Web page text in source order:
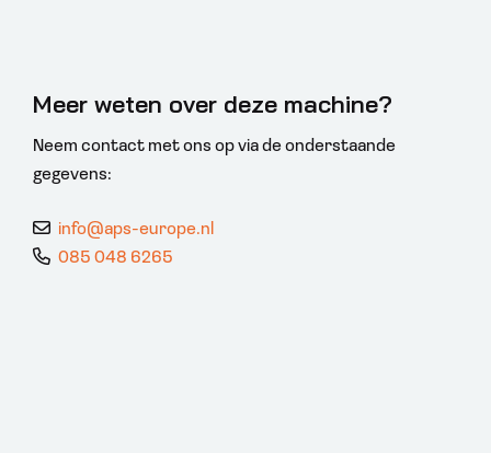
Meer weten over deze machine?
Neem contact met ons op via de onderstaande
gegevens:
info@aps-europe.nl
085 048 6265